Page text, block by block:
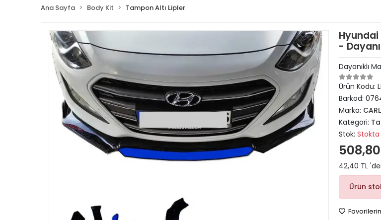
Ana Sayfa Body Kit Tampon Altı Lipler
Hyundai
-
Dayanıklı
Ürün Kodu:
Barkod:
Marka:
Kategori:
Stok:
42,40 TL
Ürün